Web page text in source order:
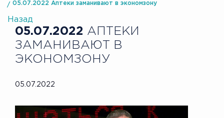
05.07.2022 Аптеки заманивают в экономзону
Назад
05.07.2022 АПТЕКИ
ЗАМАНИВАЮТ В
ЭКОНОМЗОНУ
05.07.2022